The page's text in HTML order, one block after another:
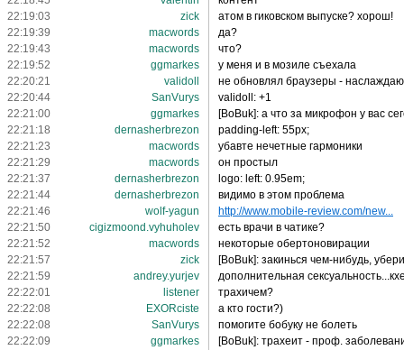
22:19:03
zick
атом в гиковском выпуске? хорош!
22:19:39
macwords
да?
22:19:43
macwords
что?
22:19:52
ggmarkes
у меня и в мозиле съехала
22:20:21
validoll
не обновлял браузеры -
22:20:44
SanVurys
validoll: +1
22:21:00
ggmarkes
[BoBuk]: а что за микрофон у вас
22:21:18
dernasherbrezon
padding-left: 55px;
22:21:23
macwords
убавте нечетные гармоники
22:21:29
macwords
он простыл
22:21:37
dernasherbrezon
logo: left: 0.95em;
22:21:44
dernasherbrezon
видимо в этом проблема
22:21:46
wolf-yagun
http://www.mobile-review.com/new...
22:21:50
cigizmoond.vyhuholev
есть врачи в чатике?
22:21:52
macwords
некоторые обертоновирации
22:21:57
zick
[BoBuk]: закинься чем-нибудь,
22:21:59
andrey.yurjev
дополнительная
22:22:01
listener
трахичем?
22:22:08
EXORciste
а кто гости?)
22:22:08
SanVurys
помогите бобуку не болеть
22:22:09
ggmarkes
[BoBuk]: трахеит - проф.